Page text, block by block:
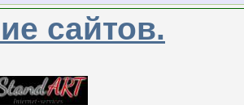
сайтов.